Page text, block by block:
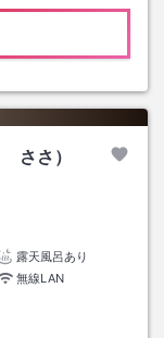
ささ）
露天風呂あり
無線LAN